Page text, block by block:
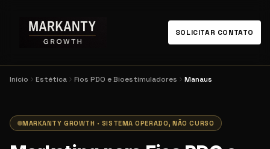
SOLICITAR CONTATO
Início Estética Fios PDO e Bioestimuladores Manaus
MARKANTY GROWTH · SISTEMA OPERADO, NÃO CURSO